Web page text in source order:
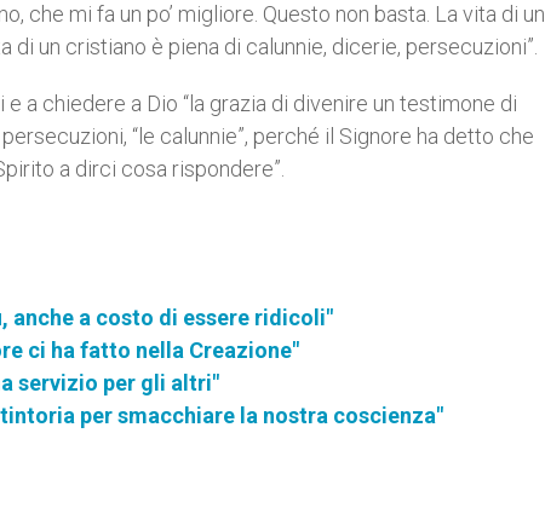
che mi fa un po’ migliore. Questo non basta. La vita di un
un cristiano è piena di calunnie, dicerie, persecuzioni”.
a chiedere a Dio “la grazia di divenire un testimone di
“le calunnie”, perché il Signore ha detto che
a dirci cosa rispondere”.
anche a costo di essere ridicoli"
ci ha fatto nella Creazione"
servizio per gli altri"
per smacchiare la nostra coscienza"